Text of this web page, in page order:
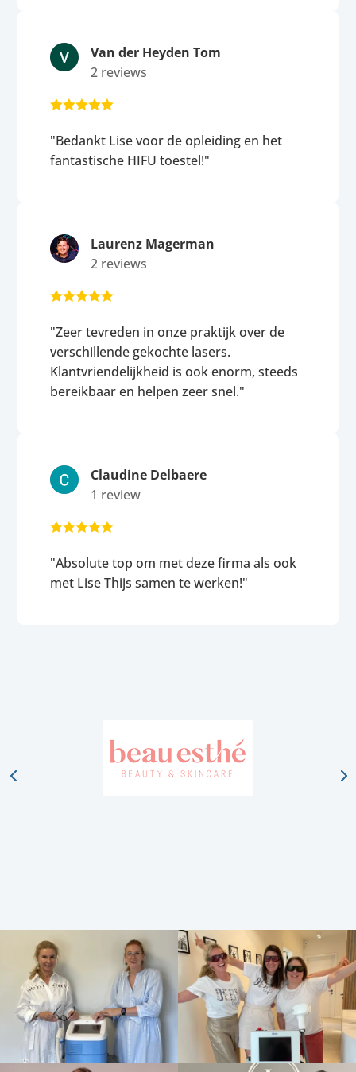
Van der Heyden Tom
2 reviews

"Bedankt Lise voor de opleiding en het
fantastische HIFU toestel!"
Laurenz Magerman
2 reviews

"Zeer tevreden in onze praktijk over de
verschillende gekochte lasers.
Klantvriendelijkheid is ook enorm, steeds
bereikbaar en helpen zeer snel."
Claudine Delbaere
1 review

"Absolute top om met deze firma als ook
met Lise Thijs samen te werken!"